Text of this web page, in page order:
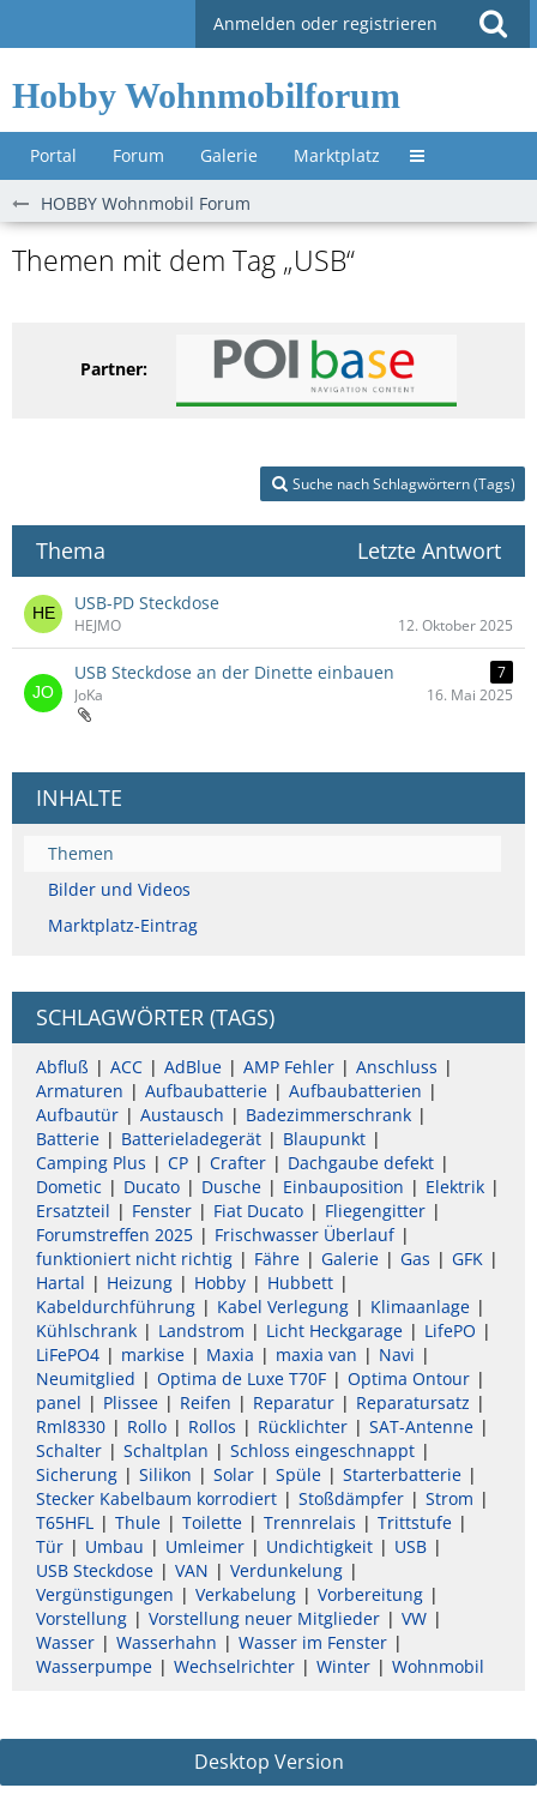
Anmelden oder registrieren
Hobby Wohnmobilforum
Portal Forum Galerie Marktplatz Untermenü »
HOBBY Wohnmobil Forum
Themen mit dem Tag „USB“
Partner:
Suche nach Schlagwörtern (Tags)
Thema Letzte Antwort
USB-PD Steckdose
HEJMO 12. Oktober 2025
USB Steckdose an der Dinette einbauen
7
JoKa
16. Mai 2025
INHALTE
Themen
Bilder und Videos
Marktplatz-Eintrag
SCHLAGWÖRTER (TAGS)
Abfluß ACC AdBlue AMP Fehler
Anschluss
Armaturen
Aufbaubatterie
Aufbaubatterien
Aufbautür
Austausch
Badezimmerschrank
Batterie
Batterieladegerät
Blaupunkt
Camping Plus
CP Crafter
Dachgaube defekt
Dometic
Ducato Dusche Einbauposition
Elektrik
Ersatzteil
Fenster Fiat Ducato
Fliegengitter
Forumstreffen 2025
Frischwasser Überlauf
funktioniert nicht richtig
Fähre Galerie Gas
GFK
Hartal
Heizung Hobby
Hubbett
Kabeldurchführung
Kabel Verlegung
Klimaanlage
Kühlschrank
Landstrom Licht Heckgarage
LifePO
LiFePO4
markise Maxia maxia van
Navi
Neumitglied
Optima de Luxe T70F
Optima Ontour
panel
Plissee Reifen Reparatur
Reparatursatz
Rml8330
Rollo Rollos Rücklichter
SAT-Antenne
Schalter
Schaltplan
Schloss eingeschnappt
Sicherung
Silikon Solar Spüle
Starterbatterie
Stecker Kabelbaum korrodiert
Stoßdämpfer
Strom
T65HFL
Thule Toilette Trennrelais
Trittstufe
Tür
Umbau Umleimer Undichtigkeit
USB
USB Steckdose
VAN
Verdunkelung
Vergünstigungen
Verkabelung
Vorbereitung
Vorstellung
Vorstellung neuer Mitglieder
VW
Wasser
Wasserhahn
Wasser im Fenster
Wasserpumpe
Wechselrichter Winter Wohnmobil
Desktop Version